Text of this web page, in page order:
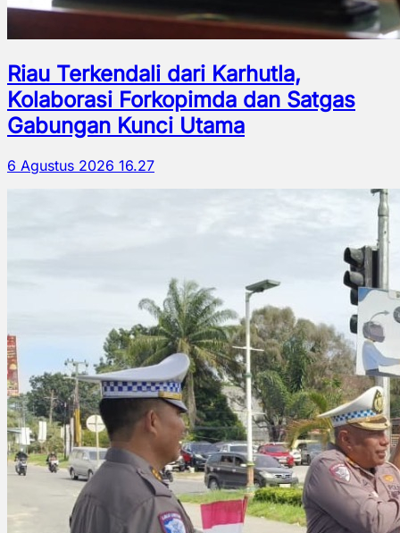
Riau Terkendali dari Karhutla,
Kolaborasi Forkopimda dan Satgas
Gabungan Kunci Utama
6 Agustus 2026 16.27